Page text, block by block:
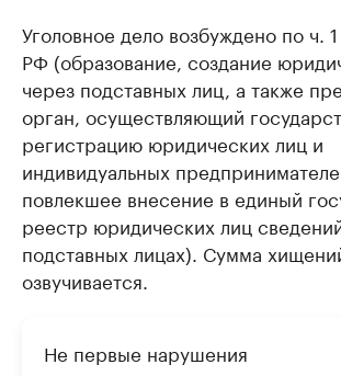
Уголовное дело возбуждено по ч. 1
РФ (образование, создание
через подставных лиц, а также
орган, осуществляющий
регистрацию юридических лиц и
индивидуальных
повлекшее внесение в единый
реестр юридических лиц
подставных лицах). Сумма
озвучивается.
Не первые нарушения